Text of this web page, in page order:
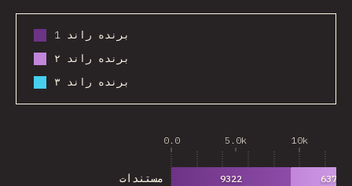
برنده راند 1
برنده راند ۲
برنده راند ۳
0.0 5.0k 10k
مستندات 9322 6372